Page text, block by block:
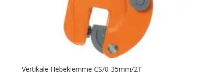
Vertikale Hebeklemme CS/0-35mm/2T